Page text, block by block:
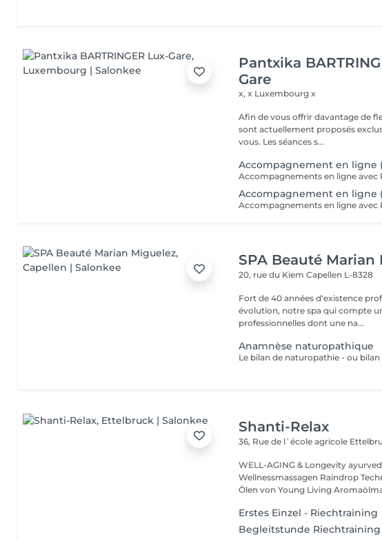
Pantxika
Gare
x, x Luxembourg x
Afin de vous offrir davantage de
sont actuellement proposés
vous. Les séances s...
Accompagnement en ligne
Accompagnement en ligne
SPA Beauté Marian
20, rue du KiemCapellen L-8328
Fort de 40 années d'existence
évolution, notre spa qui compte
professionnelles dont une na...
Anamnèse naturopathique
Shanti-Relax
36, Rue de l`école agricole
WELL-AGING & Longevity ayurvedische und indische
Wellnessmassagen Raindrop
Ölen von Young Living
Erstes Einzel - Riechtraining
Begleitstunde Riechtraining